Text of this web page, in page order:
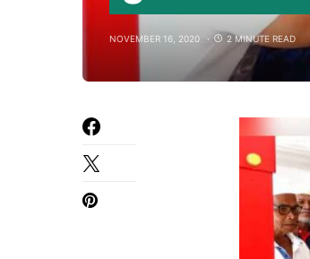
NOVEMBER 16, 2020 2 MINUTE READ